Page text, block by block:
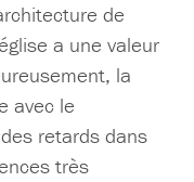
de
a une valeur
la
avec le
retards dans
très